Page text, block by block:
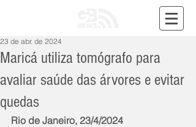
Maricá utiliza tomógrafo para
avaliar saúde das árvores e evitar
quedas
23 de abr. de 2024
Rio de Janeiro, 23/4/2024